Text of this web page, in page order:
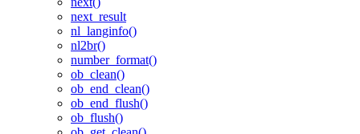
next_result
nl_langinfo()
nl2br()
number_format()
ob_clean()
ob_end_clean()
ob_end_flush()
ob_flush()